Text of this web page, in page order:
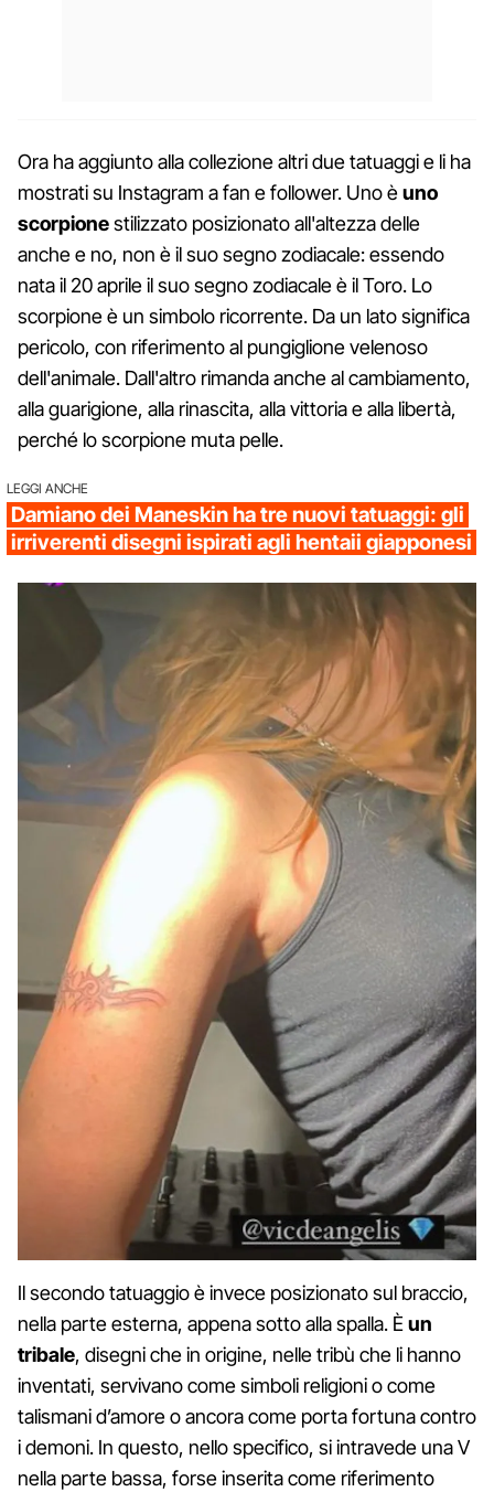
Ora ha aggiunto alla collezione altri due tatuaggi e li ha
mostrati su Instagram a fan e follower. Uno èuno
scorpionestilizzato posizionato all'altezza delle
anche e no, non è il suo segno zodiacale: essendo
nata il 20 aprile il suo segno zodiacale è il Toro. Lo
scorpione è un simbolo ricorrente. Da un lato significa
pericolo, con riferimento al pungiglione velenoso
dell'animale. Dall'altro rimanda anche al cambiamento,
alla guarigione, alla rinascita, alla vittoria e alla libertà,
perché lo scorpione muta pelle.
LEGGI ANCHE
Damiano dei Maneskin ha tre nuovi tatuaggi: gli
irriverenti disegni ispirati agli hentaii giapponesi
Il secondo tatuaggio è invece posizionato sul braccio,
nella parte esterna, appena sotto alla spalla. Èun
tribale, disegni che in origine, nelle tribù che li hanno
inventati, servivano come simboli religioni o come
talismani d’amore o ancora come porta fortuna contro
i demoni. In questo, nello specifico, si intravede una V
nella parte bassa, forse inserita come riferimento